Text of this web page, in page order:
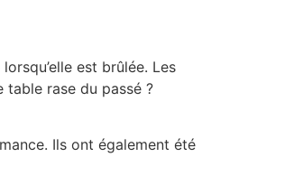
est brûlée. Les
table rase du passé ?
Ils ont également été